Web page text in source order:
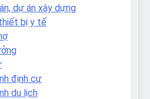
dự án xây dựng
bị y tế
định cư
du lịch